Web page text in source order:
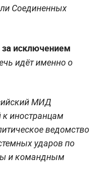
Соединенных
за исключением
идёт именно о
МИД
к иностранцам
ведомство
ударов по
и командным